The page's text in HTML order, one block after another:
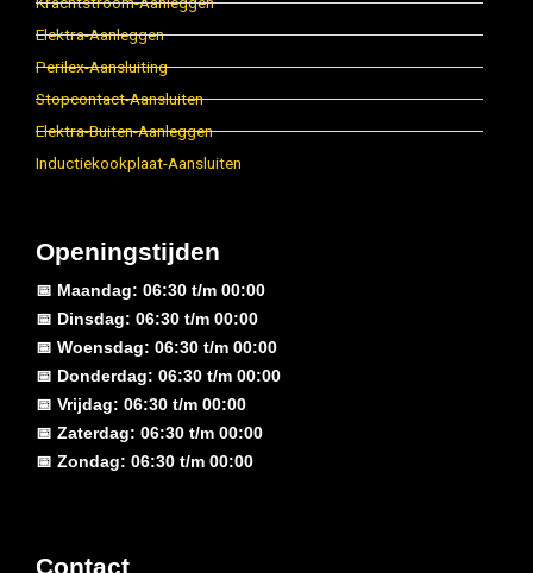
Elektra-Aanleggen
Perilex-Aansluiting
Stopcontact-Aansluiten
Elektra-Buiten-Aanleggen
Inductiekookplaat-Aansluiten
Openingstijden
📅 Maandag: 06:30 t/m 00:00
📅 Dinsdag: 06:30 t/m 00:00
📅 Woensdag: 06:30 t/m 00:00
📅 Donderdag: 06:30 t/m 00:00
📅 Vrijdag: 06:30 t/m 00:00
📅 Zaterdag: 06:30 t/m 00:00
📅 Zondag: 06:30 t/m 00:00
Contact